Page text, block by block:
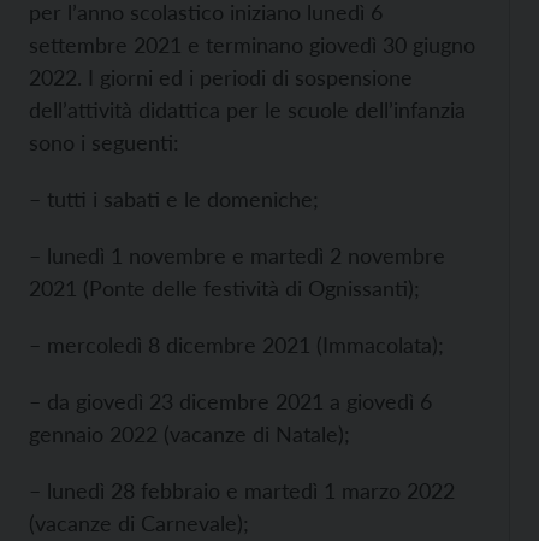
per l’anno scolastico iniziano lunedì 6
settembre 2021 e terminano giovedì 30 giugno
2022. I giorni ed i periodi di sospensione
dell’attività didattica per le scuole dell’infanzia
sono i seguenti:
– tutti i sabati e le domeniche;
– lunedì 1 novembre e martedì 2 novembre
2021 (Ponte delle festività di Ognissanti);
– mercoledì 8 dicembre 2021 (Immacolata);
– da giovedì 23 dicembre 2021 a giovedì 6
gennaio 2022 (vacanze di Natale);
– lunedì 28 febbraio e martedì 1 marzo 2022
(vacanze di Carnevale);